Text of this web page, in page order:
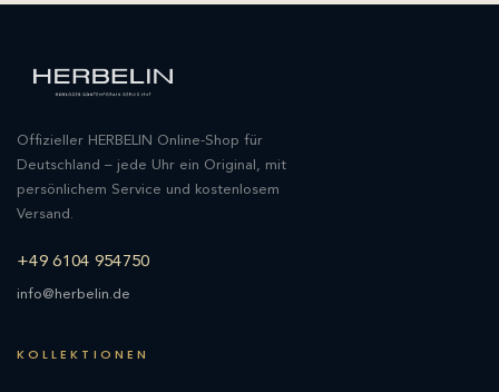
Offizieller HERBELIN Online-Shop für
Deutschland – jede Uhr ein Original, mit
persönlichem Service und kostenlosem
Versand.
+49 6104 954750
info@herbelin.de
KOLLEKTIONEN